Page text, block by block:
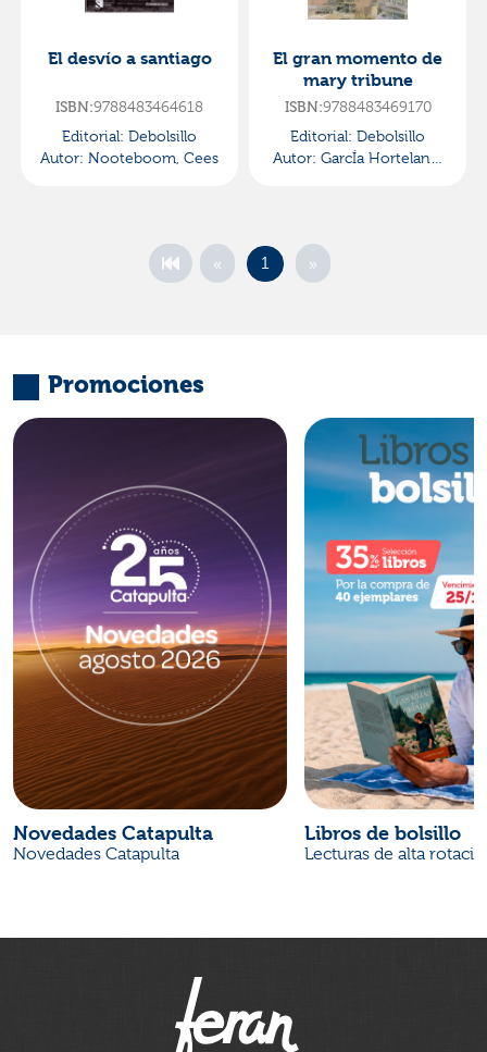
El desvío a santiago
ISBN:9788483464618
Editorial: Debolsillo
Autor: Nooteboom, Cees
El gran momento de
mary tribune
ISBN:9788483469170
Editorial: Debolsillo
Autor: GarcÍa Hortelano,
« 1 »
Promociones
Novedades Catapulta
Novedades Catapulta
Libros de bolsillo
Lecturas de alta